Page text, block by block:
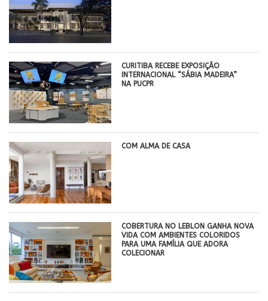
CURITIBA RECEBE EXPOSIÇÃO
INTERNACIONAL “SÁBIA MADEIRA”
NA PUCPR
COM ALMA DE CASA
COBERTURA NO LEBLON GANHA NOVA
VIDA COM AMBIENTES COLORIDOS
PARA UMA FAMÍLIA QUE ADORA
COLECIONAR